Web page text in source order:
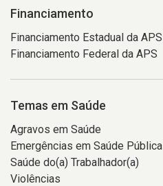
Financiamento
Financiamento Estadual da APS
Financiamento Federal da APS
Temas em Saúde
Agravos em Saúde
Emergências em Saúde Pública
Saúde do(a) Trabalhador(a)
Violências